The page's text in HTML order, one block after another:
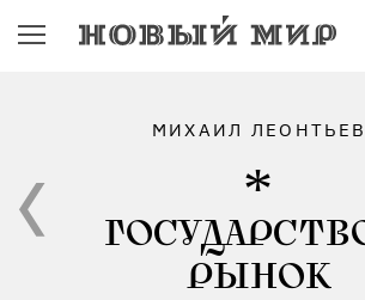
МИХАИЛ ЛЕОНТЬЕВ
РЫНОК